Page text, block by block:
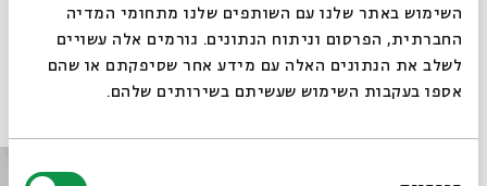
השימוש באתר שלנו עם השותפים שלנו מתחומי המדיה
החברתית, הפרסום וניתוח הנתונים. גורמים אלה עשויים
לשלב את הנתונים האלה עם מידע אחר שסיפקתם או שהם
אספו בעקבות השימוש שעשיתם בשירותים שלהם.
שיתוף הוספה ליומן הרשמה לאירועים דומים
אירועים נוספים בסדרה
סגור